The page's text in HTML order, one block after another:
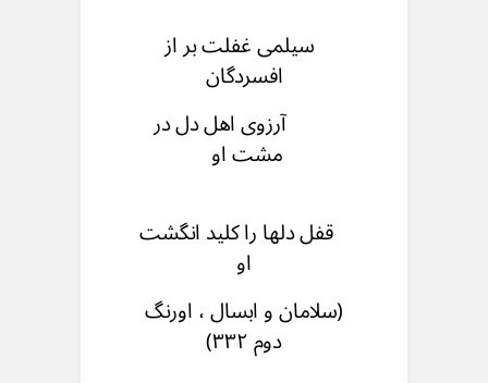
سیلمی غفلت بر از
افسردگان
آرزوی اهل دل در
مشت او
قفل دلها را کلید انگشت
او
(سلامان و ابسال ، اورنگ
دوم ۳۳۲)